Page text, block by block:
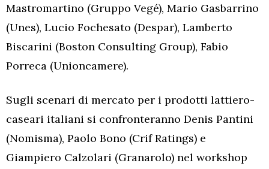
Mastromartino (Gruppo Vegé), Mario Gasbarrino
(Unes), Lucio Fochesato (Despar), Lamberto
Biscarini (Boston Consulting Group), Fabio
Porreca (Unioncamere).
Sugli scenari di mercato per i prodotti lattiero-
caseari italiani si confronteranno Denis Pantini
(Nomisma), Paolo Bono (Crif Ratings) e
Giampiero Calzolari (Granarolo) nel workshop